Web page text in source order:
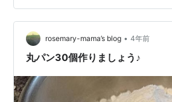
問でした。（もちろん手ごねです）
はだんだん分かってきました。 てん
ハムロールパンとチョコチッ…
rosemary-mama’s blog • 4年前
丸パン30個作りましょう♪